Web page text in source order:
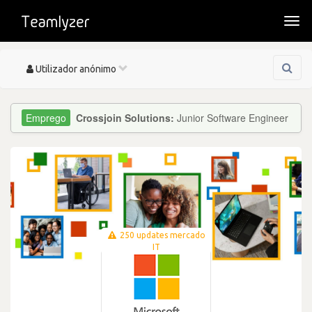
Toggle
Utilizador anónimo
Crossjoin Solutions: Junior Software Engineer
250 updates mercado
IT